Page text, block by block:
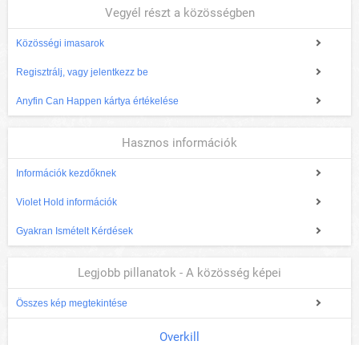
Vegyél részt a közösségben
Közösségi imasarok
Regisztrálj, vagy jelentkezz be
Anyfin Can Happen kártya értékelése
Hasznos információk
Információk kezdőknek
Violet Hold információk
Gyakran Ismételt Kérdések
Legjobb pillanatok - A közösség képei
Összes kép megtekintése
Overkill